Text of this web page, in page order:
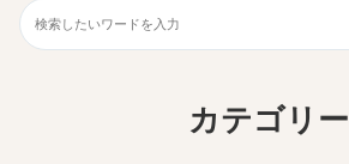
カテゴリー